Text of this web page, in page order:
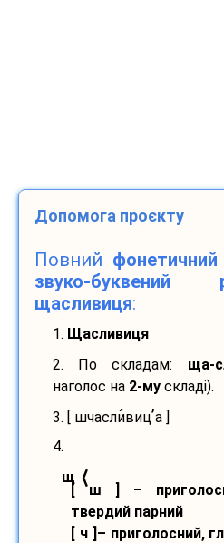
Допомога проєкту
Повний фонетичний
звуко-буквений
щасливиця:
1. Щасливиця
2. По складам: ща-
наголос на 2-му складі).
3. [ шчасливиц’а ]
4.
щ ⟨
[ ш ] –
твердий парний
[ ч ]– приголосний,